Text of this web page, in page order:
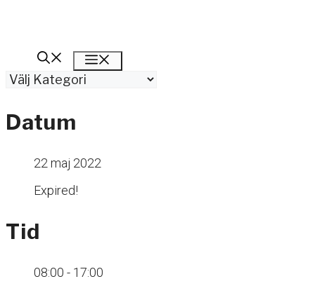
Kategorier
Datum
22 maj 2022
Expired!
Tid
08:00 - 17:00